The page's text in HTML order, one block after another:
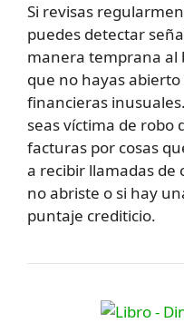
Si revisas
puedes detectar
manera temprana al
que no hayas
financieras
seas víctima de robo
facturas por cosas
a recibir llamadas de
no abriste o si hay
puntaje crediticio.